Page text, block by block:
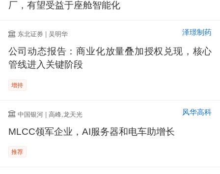
厂，有望受益于座舱智能化
东北证券 | 吴明华 泽璟制药
公司动态报告：商业化放量叠加授权兑现，核心
管线进入关键阶段
增持
中国银河 | 高峰,龙天光 风华高科
MLCC领军企业，AI服务器和电车助增长
推荐